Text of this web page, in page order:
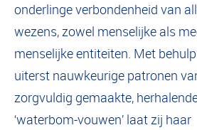
onderlinge verbondenheid van
wezens, zowel menselijke als
menselijke entiteiten. Met
uiterst nauwkeurige patronen
zorgvuldig gemaakte,
‘waterbom-vouwen’ laat zij haar